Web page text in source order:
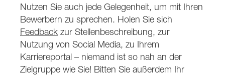
Nutzen Sie auch jede Gelegenheit, um mit Ihren
Bewerbern zu sprechen. Holen Sie sich
Feedback zur Stellenbeschreibung, zur
Nutzung von Social Media, zu Ihrem
Karriereportal – niemand ist so nah an der
Zielgruppe wie Sie! Bitten Sie außerdem Ihr